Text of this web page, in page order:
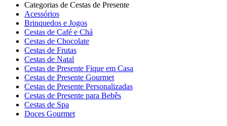
Categorias de Cestas de Presente
Acessórios
Brinquedos e Jogos
Cestas de Café e Chá
Cestas de Chocolate
Cestas de Frutas
Cestas de Natal
Cestas de Presente Fique em Casa
Cestas de Presente Gourmet
Cestas de Presente Personalizadas
Cestas de Presente para Bebês
Cestas de Spa
Doces Gourmet